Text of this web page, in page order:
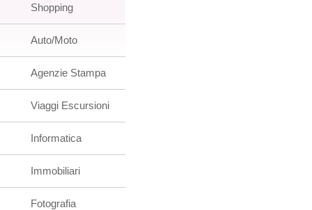
Shopping
Auto/Moto
Agenzie Stampa
Viaggi Escursioni
Informatica
Immobiliari
Fotografia